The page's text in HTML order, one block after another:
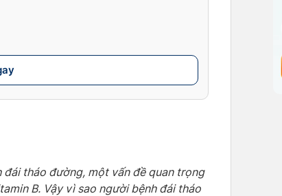
đái tháo đường, một vấn đề quan trọng
B. Vậy vì sao người bệnh đái tháo